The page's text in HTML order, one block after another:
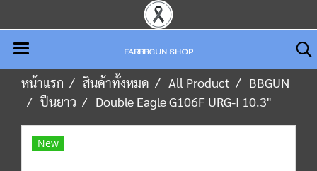
FARBBGUN SHOP
หน้าแรก สินค้าทั้งหมด All Product
BBGUN
ปืนยาว
Double Eagle G106F URG-I 10.3"
New